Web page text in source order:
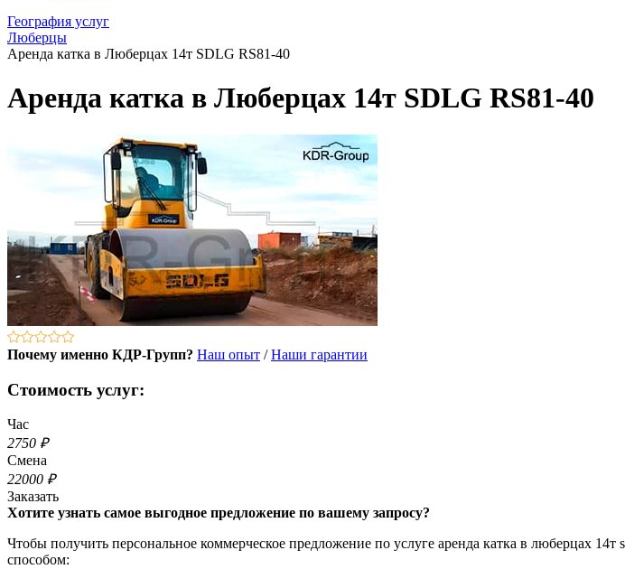
География услуг
Люберцы
Аренда катка в Люберцах 14т SDLG RS81-40
Аренда катка в Люберцах 14т SDLG RS81-40
Почему именно КДР-Групп? Наш опыт /Наши гарантии
Стоимость услуг:
Час
2750 ₽
Смена
22000 ₽
Заказать
Хотите узнать самое выгодное предложение по вашему запросу?
Чтобы получить персональное коммерческое предложение по услуге аренда катка в люберцах
способом: